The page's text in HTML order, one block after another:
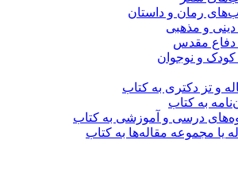
رمان و داستان
و مذهبی
دفاع مقدس
و نوجوان
و تز دکتری به کتاب
به کتاب
درسی و آموزشی به کتاب
یا مجموعه مقاله‌ها به کتاب